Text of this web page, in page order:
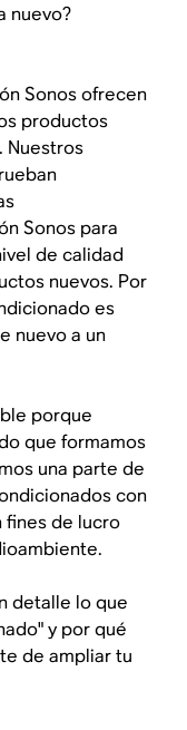
nuevo?
Sonos ofrecen
productos
Nuestros
Sonos para
de calidad
nuevos. Por
es
nuevo a un
porque
que formamos
una parte de
con
fines de lucro
detalle lo que
y por qué
de ampliar tu